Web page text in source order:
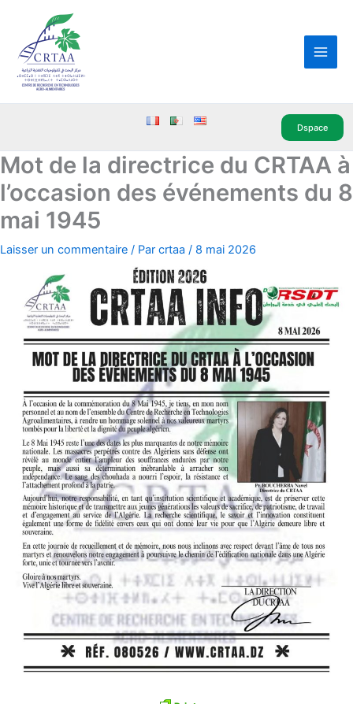
contenu
Dspace
Mot de la directrice du CRTAA à
l’occasion des événements du 8
mai 1945
Laisser un commentaire / Par crtaa / 8 mai 2026